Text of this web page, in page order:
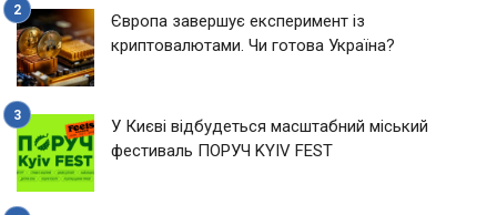
Європа завершує експеримент із
криптовалютами. Чи готова Україна?
У Києві відбудеться масштабний міський
фестиваль ПОРУЧ KYIV FEST